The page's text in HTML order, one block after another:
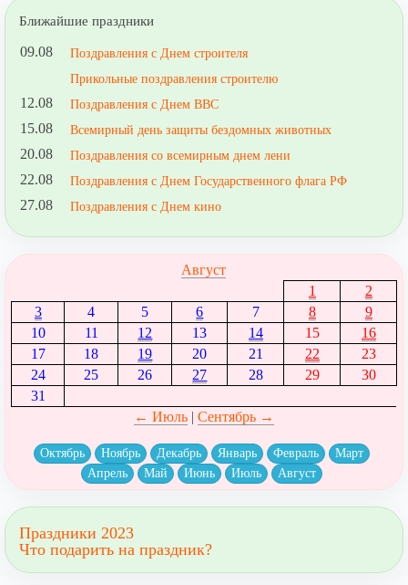
Ближайшие праздники
09.08
Поздравления с Днем строителя
Прикольные поздравления строителю
12.08 Поздравления с Днем ВВС
15.08 Всемирный день защиты бездомных животных
20.08 Поздравления со всемирным днем лени
22.08 Поздравления с Днем Государственного флага РФ
27.08 Поздравления с Днем кино
Август
1
2
3
4 5 6 7 8
9
10
11 12 13 14 15
16
17
18 19 20 21 22
23
24
25 26 27 28 29
30
31
← Июль| Сентябрь →
Октябрь Ноябрь Декабрь Январь Февраль
Март
Апрель
Май Июнь Июль Август
Праздники 2023
Что подарить на праздник?